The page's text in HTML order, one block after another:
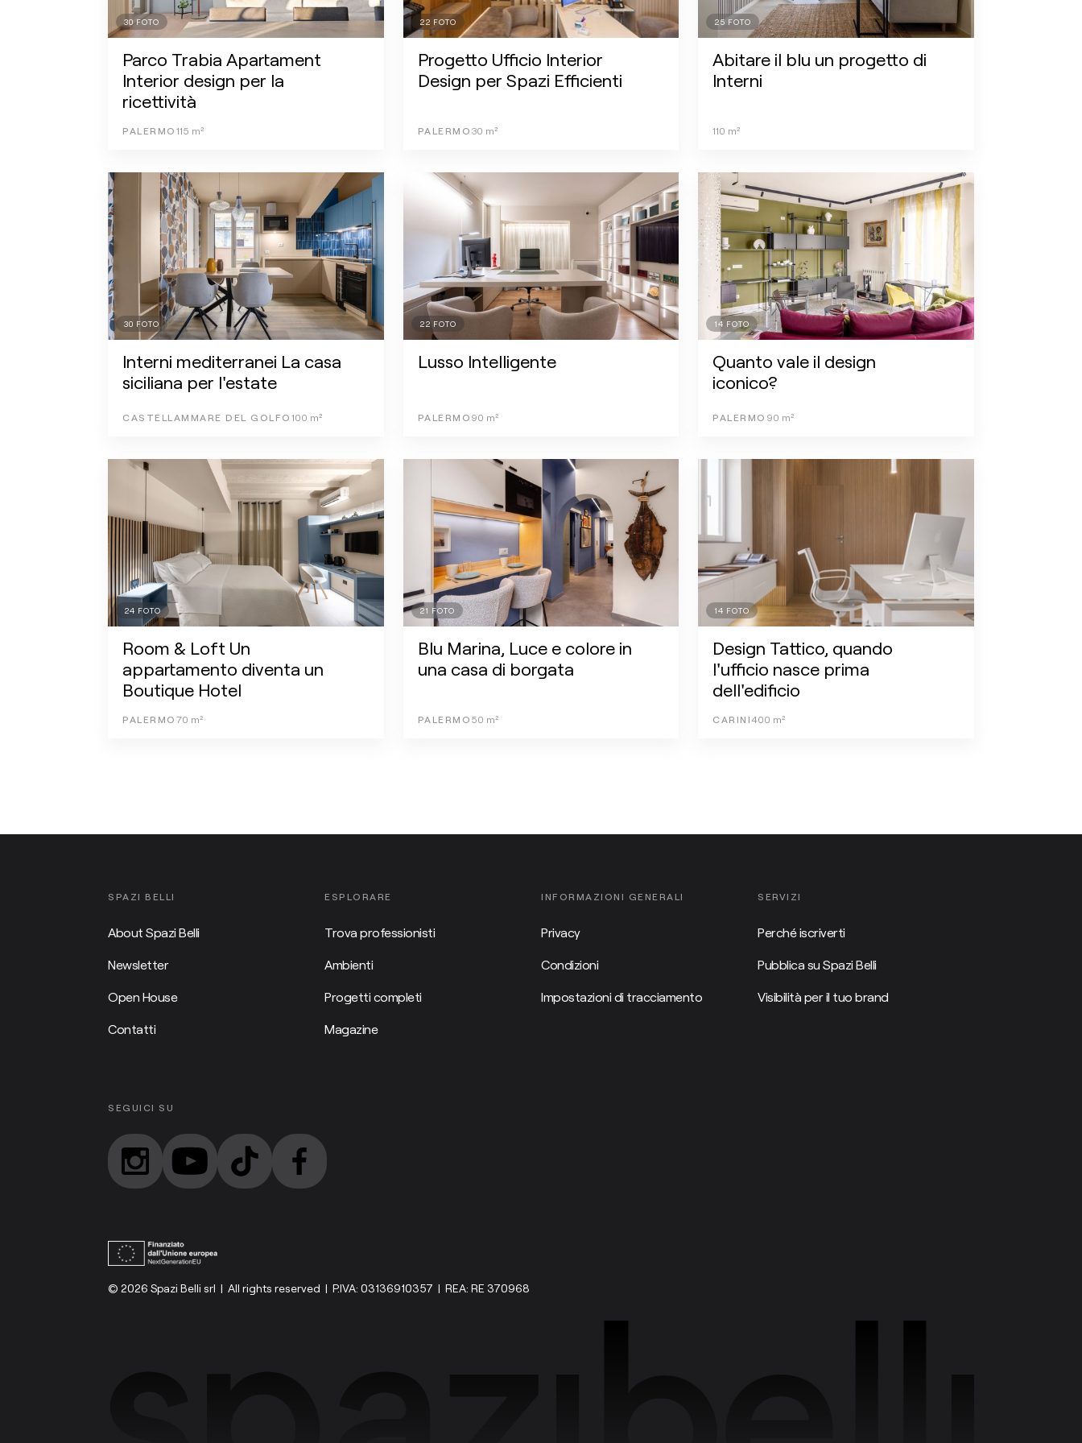
30FOTO
Parco Trabia Apartament
Interior design per la
ricettività
PALERMO 115 m²
22 FOTO
Progetto Ufficio Interior
Design per Spazi Efficienti
PALERMO 30 m²
25 FOTO
Abitare il blu un progetto di
Interni
110 m²
30 FOTO
Interni mediterranei La casa
siciliana per l'estate
CASTELLAMMARE DEL GOLFO 100 m²
22 FOTO
Lusso Intelligente
PALERMO 90 m²
14 FOTO
Quanto vale il design
iconico?
PALERMO 90 m²
24 FOTO
Room & Loft Un
appartamento diventa un
Boutique Hotel
PALERMO 70 m²
21 FOTO
Blu Marina, Luce e colore in
una casa di borgata
PALERMO 50 m²
14 FOTO
Design Tattico, quando
l'ufficio nasce prima
dell'edificio
CARINI400 m²
SPAZI BELLI
About Spazi Belli
Newsletter
Open House
Contatti
ESPLORARE
Trova professionisti
Ambienti
Progetti completi
Magazine
INFORMAZIONI GENERALI
Privacy
Condizioni
Impostazioni di tracciamento
SERVIZI
Perché iscriverti
Pubblica su Spazi Belli
Visibilità per il tuo brand
SEGUICI SU
© 2026 Spazi Belli srl | All rights reserved | P.IVA: 03136910357 | REA: RE 370968